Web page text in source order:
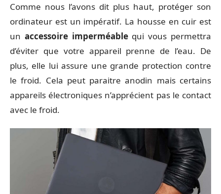
Comme nous l’avons dit plus haut, protéger son
ordinateur est un impératif. La housse en cuir est
un accessoire imperméablequi vous permettra
d’éviter que votre appareil prenne de l’eau. De
plus, elle lui assure une grande protection contre
le froid. Cela peut paraitre anodin mais certains
appareils électroniques n’apprécient pas le contact
avec le froid.